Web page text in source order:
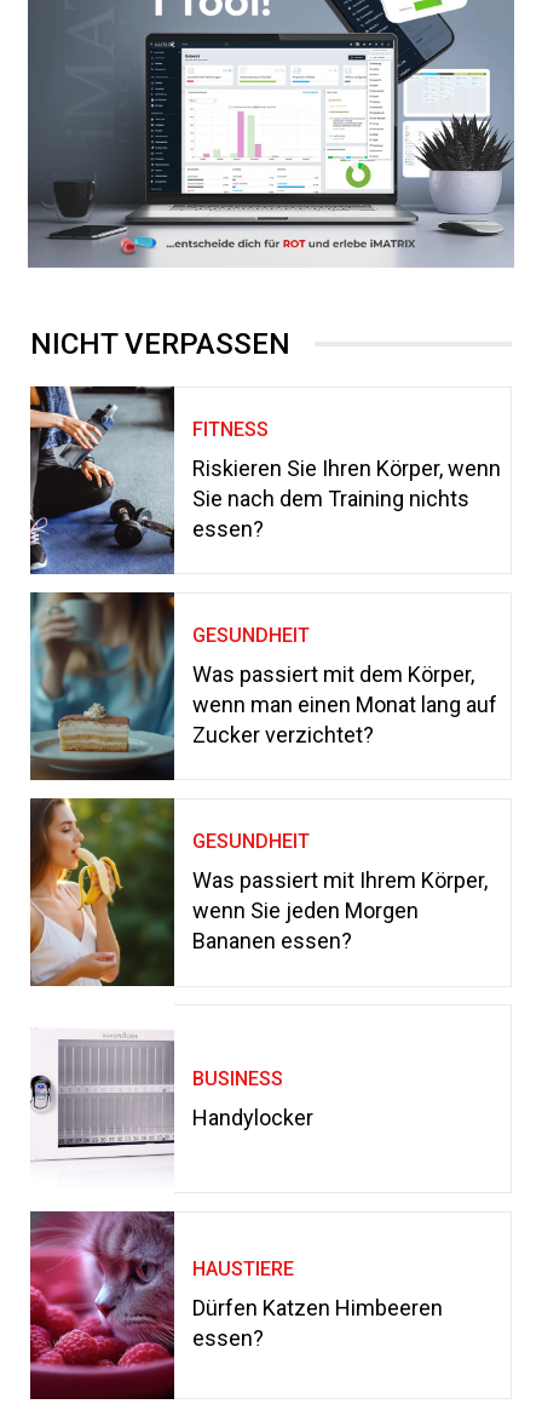
NICHT VERPASSEN
FITNESS
Riskieren Sie Ihren Körper, wenn
Sie nach dem Training nichts
essen?
GESUNDHEIT
Was passiert mit dem Körper,
wenn man einen Monat lang auf
Zucker verzichtet?
GESUNDHEIT
Was passiert mit Ihrem Körper,
wenn Sie jeden Morgen
Bananen essen?
BUSINESS
Handylocker
HAUSTIERE
Dürfen Katzen Himbeeren
essen?